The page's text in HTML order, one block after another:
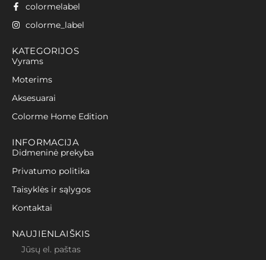
colormelabel
colorme_label
KATEGORIJOS
Vyrams
Moterims
Aksesuarai
Colorme Home Edition
INFORMACIJA
Didmeninė prekyba
Privatumo politika
Taisyklės ir sąlygos
Kontaktai
NAUJIENLAIŠKIS